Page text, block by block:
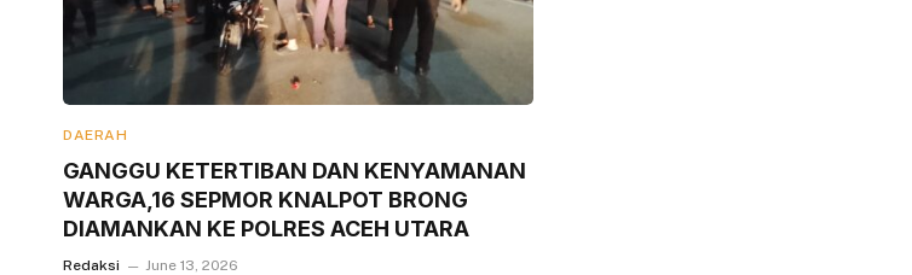
DAERAH
GANGGU KETERTIBAN DAN KENYAMANAN
WARGA,16 SEPMOR KNALPOT BRONG
DIAMANKAN KE POLRES ACEH UTARA
Redaksi June 13, 2026